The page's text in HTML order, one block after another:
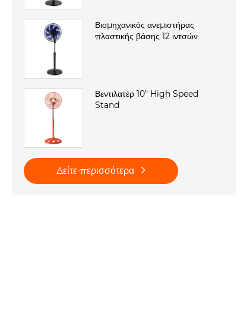
Βιομηχανικός ανεμιστήρας
πλαστικής βάσης 12 ιντσών
Βεντιλατέρ 10" High Speed ​​
Stand
Δείτε περισσότερα